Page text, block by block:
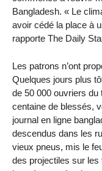
Bangladesh. « Le
avoir cédé la place à
rapporte The Daily
Les patrons n’ont
Quelques jours plus
de 50 000 ouvriers du
centaine de blessés,
journal en ligne
descendus dans les
vieux pneus, mis le
des projectiles sur les